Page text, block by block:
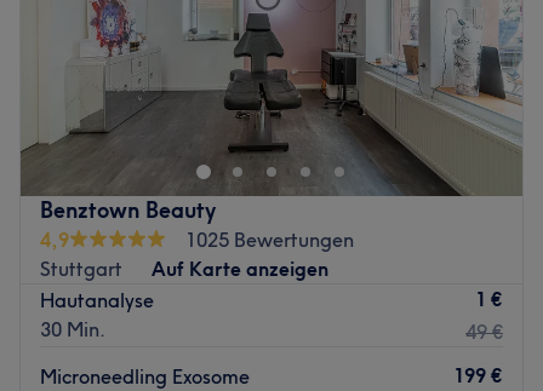
Benztown Beauty
4,9
1025 Bewertungen
Stuttgart
Auf Karte anzeigen
Hautanalyse
30 Min.
1 €
49 €
Microneedling Exosome
199 €